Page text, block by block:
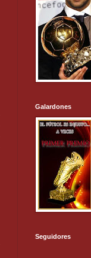
Galardones
Seguidores